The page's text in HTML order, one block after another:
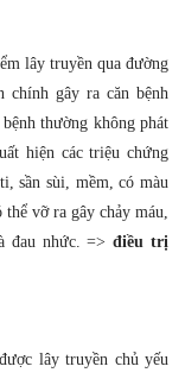
lây truyền qua đường
chính gây ra căn bệnh
thường không phát
hiện các triệu chứng
sần sùi, mềm, có màu
vỡ ra gây chảy máu,
đau nhức. =>điều trị
lây truyền chủ yếu